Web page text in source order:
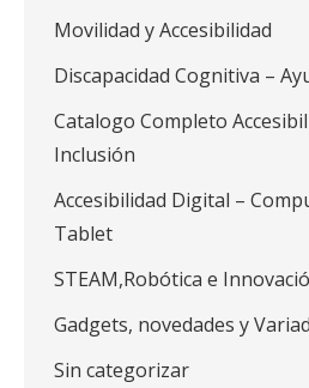
Movilidad y Accesibilidad
Discapacidad Cognitiva –
Catalogo Completo
Inclusión
Accesibilidad Digital –
Tablet
STEAM,Robótica e
Gadgets, novedades y
Sin categorizar